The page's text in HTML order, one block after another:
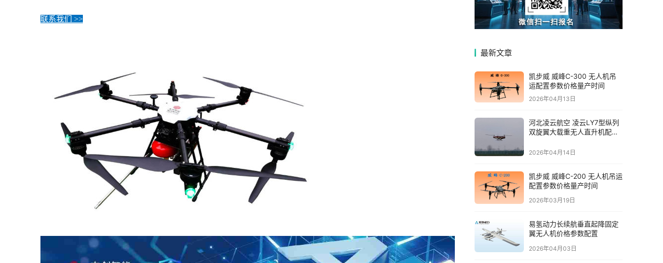
联系我们 >>
最新文章
凯步威 威峰C-300 无人机吊
运配置参数价格量产时间
2026年04月13日
河北凌云航空 凌云LY7型纵列
双旋翼大载重无人直升机配置
2026年04月14日
凯步威 威峰C-200 无人机吊运
配置参数价格量产时间
2026年03月19日
易氢动力长续航垂直起降固定
翼无人机价格参数配置
2026年04月03日